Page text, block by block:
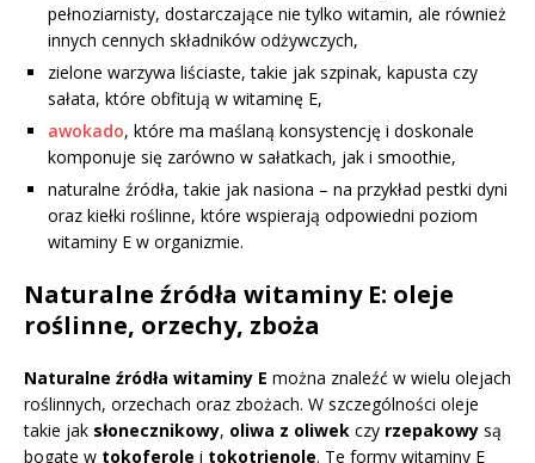
pełnoziarnisty, dostarczające nie tylko witamin, ale również
innych cennych składników odżywczych,
zielone warzywa liściaste, takie jak szpinak, kapusta czy
sałata, które obfitują w witaminę E,
awokado, które ma maślaną konsystencję i doskonale
komponuje się zarówno w sałatkach, jak i smoothie,
naturalne źródła, takie jak nasiona – na przykład pestki dyni
oraz kiełki roślinne, które wspierają odpowiedni poziom
witaminy E w organizmie.
Naturalne źródła witaminy E: oleje
roślinne, orzechy, zboża
Naturalne źródła witaminy E można znaleźć w wielu olejach
roślinnych, orzechach oraz zbożach. W szczególności oleje
takie jak słonecznikowy, oliwa z oliwek czy rzepakowy są
bogate w tokoferole i tokotrienole. Te formy witaminy E